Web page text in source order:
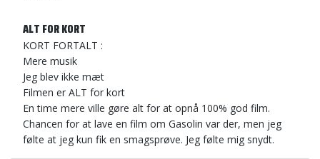
ALT FOR KORT
KORT FORTALT :
Mere musik
Jeg blev ikke mæt
Filmen er ALT for kort
En time mere ville gøre alt for at opnå 100% god film.
Chancen for at lave en film om Gasolin var der, men jeg
følte at jeg kun fik en smagsprøve. Jeg følte mig snydt.